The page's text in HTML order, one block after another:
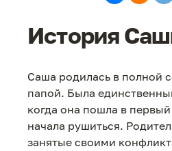
История
Саша родилась в полной
папой. Была
когда она пошла в
начала рушиться.
занятые своими